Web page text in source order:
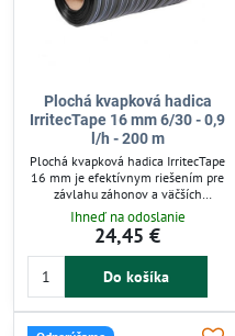
Plochá kvapková hadica
IrritecTape 16 mm 6/30 - 0,9
l/h - 200 m
Plochá kvapková hadica IrritecTape
16 mm je efektívnym riešením pre
závlahu záhonov a väčších
výsadieb. Voda kvapká priamo ku
koreňom, čím znižuje odparovanie a
premokrenie pôdy. Pracuje pri
nízkom tlaku (0,1-0,7 bar), ideálna
pre samospádové systémy. Hadica
cm a výdatnosťou 0,9 l/hod.
Umožňuje úspornú a presnú
Ihneď na odoslanie
24,45 €
Do košíka